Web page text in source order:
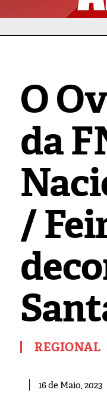
O
da
/
REGIONAL
16 de Maio, 2023